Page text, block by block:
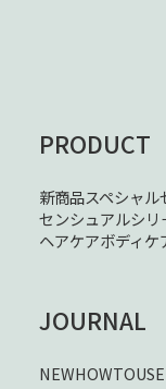
PRODUCT
新商品スペシャル
センシュアルシリ
ヘアケアボディケ
JOURNAL
NEWHOWTOUSE